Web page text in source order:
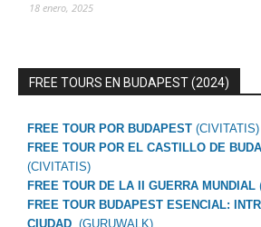
18 enero, 2025
FREE TOURS EN BUDAPEST (2024)
FREE TOUR POR BUDAPEST (CIVITATIS)
FREE TOUR POR EL CASTILLO DE BUDA
(CIVITATIS)
FREE TOUR DE LA II GUERRA MUNDIAL
FREE TOUR BUDAPEST ESENCIAL:
CIUDAD (GURUWALK)